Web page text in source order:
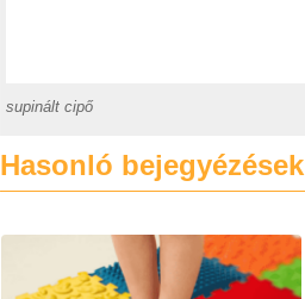
supinált cipő
Hasonló bejegyézések